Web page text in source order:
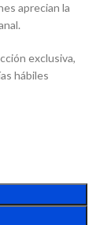
aprecian la
exclusiva,
hábiles